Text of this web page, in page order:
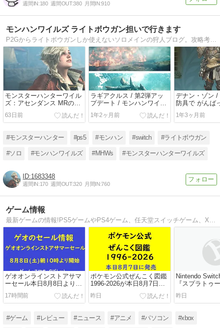
週間IN:180 週間OUT:380 月間IN:910
モンハンワイルズ ライトボウガン担いで行きます
P2Gからライトボウガンしか使えないソロメインの狩人ブログ。攻略考察系ではなく日記です。
モンスターハンターワイル
ズ：アセンダンス MRの情
報公開♪
63日前
ラギアクルス / 第2弾アッ
プデート / モンハンワイル
ズ
1年2ヶ月前
デナン・ゾン /
防具で がんば
/ モンハンワ
1年3ヶ月前
#モンスターハンター #ps5 #モンハン #switch #ライトボウガン
#ソロ #モンハンワイルズ #MHWs #モンスターハンターワイルズ
1683348
週間IN:170 週間OUT:320 月間IN:760
ゲーム情報
最新ゲームの情報!PS5ゲームやPS4ゲーム、任天堂スイッチゲーム、Xboxゲーム、オンラインゲーム等ゲームの情報を紹介。
ゲオオンラインストアサマ
ーセール本日8月8日より開
始！ゲームのセール内容！
iPhoneスマホもセール実
17時間前
ポケモン公式ぜんこく図鑑
1996-2026が本日8月7日に
発売📚1025匹のポケモンを
掲載した書籍
昨日
Nintendo
『スプラトゥ
ス』アップデ
配信開始
昨日
#ゲーム #レビュー #ニュース #アニメ #パソコン #xbox